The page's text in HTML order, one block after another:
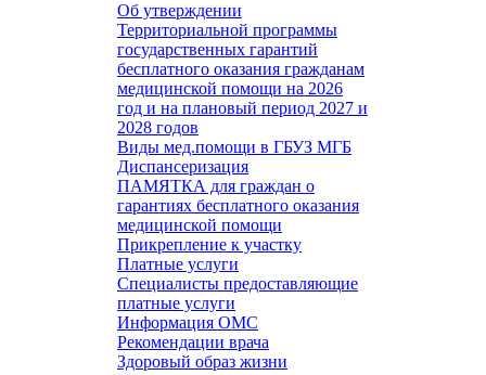
Об утверждении
Территориальной программы
государственных гарантий
бесплатного оказания гражданам
медицинской помощи на 2026
год и на плановый период 2027 и
2028 годов
Виды мед.помощи в ГБУЗ МГБ
Диспансеризация
ПАМЯТКА для граждан о
гарантиях бесплатного оказания
медицинской помощи
Прикрепление к участку
Платные услуги
Специалисты предоставляющие
платные услуги
Информация ОМС
Рекомендации врача
Здоровый образ жизни